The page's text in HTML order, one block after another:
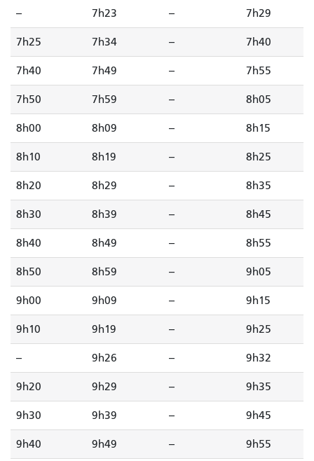
-- 7h23 -- 7h29
7h25 7h34 -- 7h40
7h40 7h49 -- 7h55
7h50 7h59 -- 8h05
8h00 8h09 -- 8h15
8h10 8h19 -- 8h25
8h20 8h29 -- 8h35
8h30 8h39 -- 8h45
8h40 8h49 -- 8h55
8h50 8h59 -- 9h05
9h00 9h09 -- 9h15
9h10 9h19 -- 9h25
-- 9h26 -- 9h32
9h20 9h29 -- 9h35
9h30 9h39 -- 9h45
9h40 9h49 -- 9h55